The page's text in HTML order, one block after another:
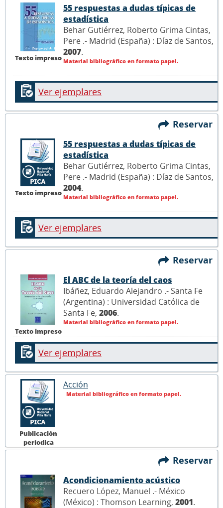
Texto impreso
55 respuestas a dudas típicas de
estadística
Behar Gutiérrez, Roberto Grima Cintas,
Pere .- Madrid (España) : Díaz de Santos,
2007.
Material bibliográfico en formato papel.
Ver ejemplares
Reservar
Texto impreso
55 respuestas a dudas típicas de
estadística
Behar Gutiérrez, Roberto Grima Cintas,
Pere .- Madrid (España) : Díaz de Santos,
2004.
Material bibliográfico en formato papel.
Ver ejemplares
Reservar
Texto impreso
El ABC de la teoría del caos
Ibáñez, Eduardo Alejandro .- Santa Fe
(Argentina) : Universidad Católica de
Santa Fe, 2006.
Material bibliográfico en formato papel.
Ver ejemplares
Publicación
períodica
Acción
Material bibliográfico en formato papel.
Reservar
Acondicionamiento acústico
Recuero López, Manuel .- México
(México) : Thomson Learning, 2001.